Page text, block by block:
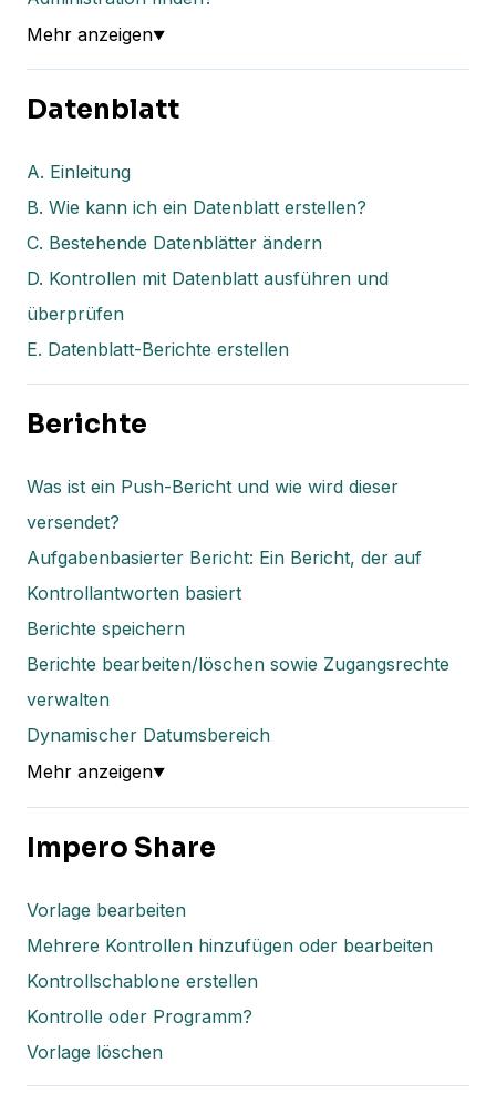
Mehr anzeigen▼
Datenblatt
A. Einleitung
B. Wie kann ich ein Datenblatt erstellen?
C. Bestehende Datenblätter ändern
D. Kontrollen mit Datenblatt ausführen und
überprüfen
E. Datenblatt-Berichte erstellen
Berichte
Was ist ein Push-Bericht und wie wird dieser
versendet?
Aufgabenbasierter Bericht: Ein Bericht, der auf
Kontrollantworten basiert
Berichte speichern
Berichte bearbeiten/löschen sowie Zugangsrechte
verwalten
Dynamischer Datumsbereich
Mehr anzeigen▼
Impero Share
Vorlage bearbeiten
Mehrere Kontrollen hinzufügen oder bearbeiten
Kontrollschablone erstellen
Kontrolle oder Programm?
Vorlage löschen